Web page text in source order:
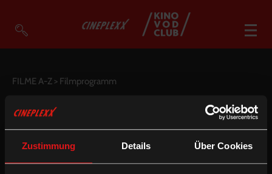
Zustimmung Details Über Cookies
So geht’s
Filmpakete
Gutscheine
FILME A-Z> Filmprogramm
GENRE UM € 3,90
DEUTSCHE UT ENGLISCHE UT